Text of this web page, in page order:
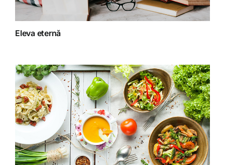
Fitoterapie
Homeopatie
Retete fructariene
Retete preparate
Eleva eternă